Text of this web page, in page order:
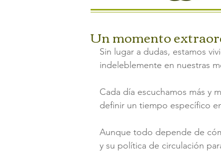
Un momento
Sin lugar a dudas, estamos
indeleblemente en nuestras
Cada día escuchamos más y
definir un tiempo específico
Aunque todo depende de
y su política de circulación